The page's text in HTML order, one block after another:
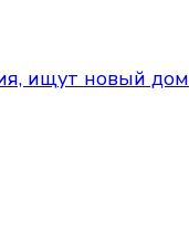
ищут новый дом